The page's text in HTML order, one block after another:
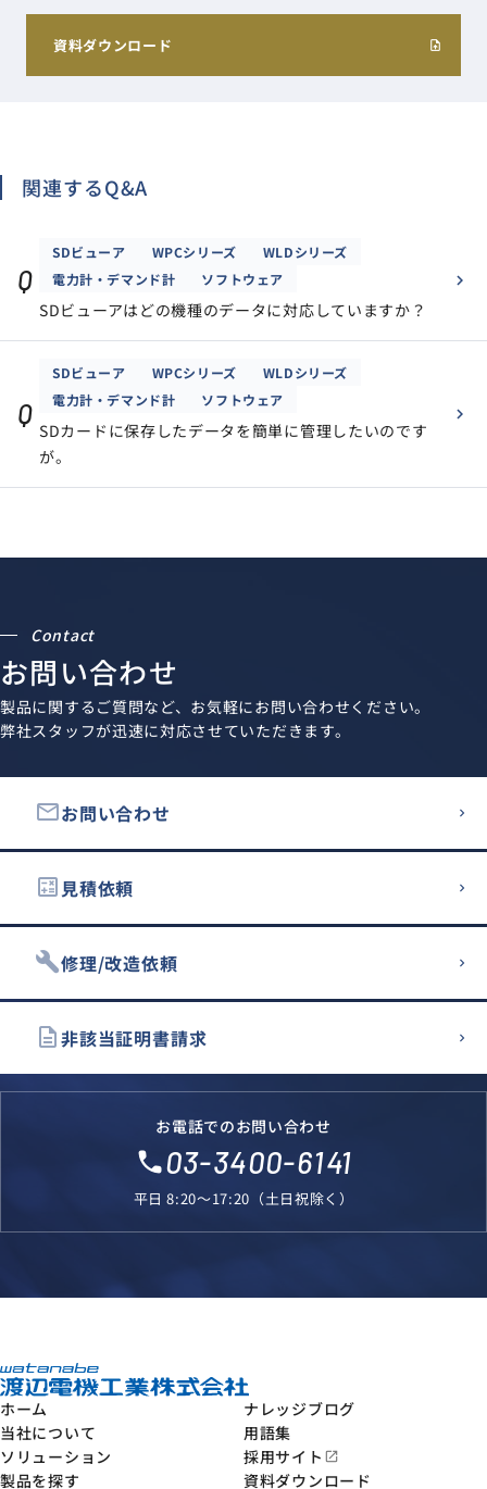
資料ダウンロード
関連するQ&A
Q
SDビューア WPCシリーズ
WLDシリーズ
電力計・デマンド計
ソフトウェア
SDビューアはどの機種のデータに対応していますか？
Q
SDビューア WPCシリーズ
WLDシリーズ
電力計・デマンド計
ソフトウェア
SDカードに保存したデータを簡単に管理したいのです
が。
Contact
お問い合わせ
製品に関するご質問など、お気軽にお問い合わせください。
弊社スタッフが迅速に対応させていただきます。
emailお問い合わせ
calculate見積依頼
build修理/改造依頼
description非該当証明書請求
お電話でのお問い合わせ
local_phone03-3400-6141
平日 8:20～17:20（土日祝除く）
ホーム
当社について
ソリューション
製品を探す
ナレッジブログ
用語集
採用サイト open_in_new
資料ダウンロード